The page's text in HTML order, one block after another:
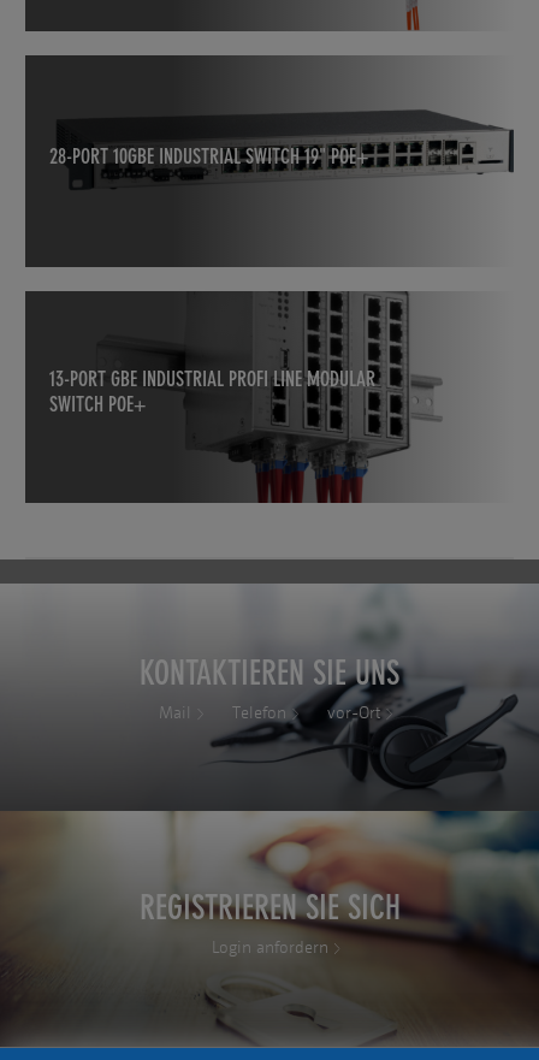
28-PORT 10GBE INDUSTRIAL SWITCH 19" POE+
13-PORT GBE INDUSTRIAL PROFI LINE MODULAR
SWITCH POE+
KONTAKTIEREN SIE UNS
Mail Telefon vor-Ort
REGISTRIEREN SIE SICH
Login anfordern